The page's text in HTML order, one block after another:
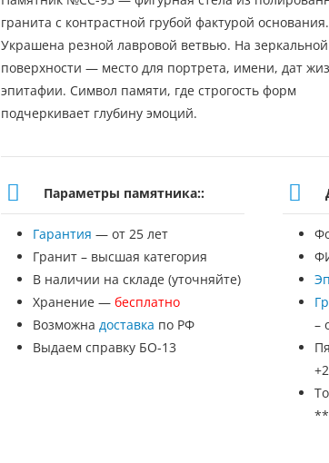
гранита с контрастной грубой фактурой основания.
Украшена резной лавровой ветвью. На зеркальной
поверхности — место для портрета, имени, дат
эпитафии. Символ памяти, где строгость форм
подчеркивает глубину эмоций.
Параметры памятника::
Гарантия — от 25 лет
Гранит – высшая категория
В наличии на складе (уточняйте)
Хранение — бесплатно
Возможна доставка по РФ
Выдаем справку БО-13
–
**